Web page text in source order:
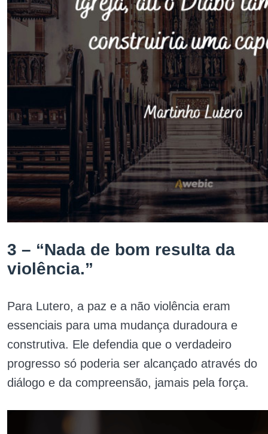
3 – “Nada de bom resulta da
violência.”
Para Lutero, a paz e a não violência eram
essenciais para uma mudança duradoura e
construtiva. Ele defendia que o verdadeiro
progresso só poderia ser alcançado através do
diálogo e da compreensão, jamais pela força.